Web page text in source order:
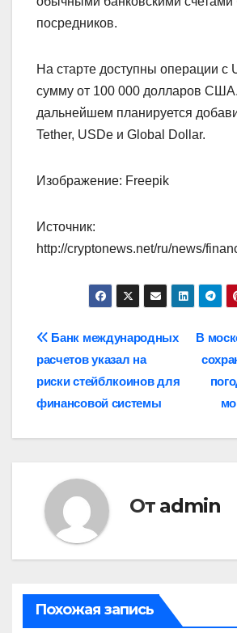
посредников.
На старте доступны операции с
сумму от 100 000 долларов
дальнейшем планируется
Tether, USDe и Global Dollar.
Изображение: Freepik
Источник:
http://cryptonews.net/ru/news/
Навигация
по
записям
В
Банк международных
расчетов указал на
риски стейблкоинов для
финансовой системы
От admin
Похожая запись